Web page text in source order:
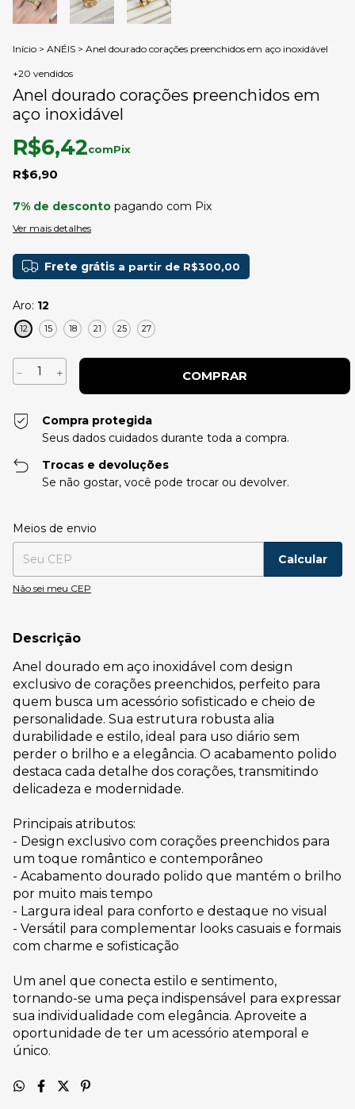
Início > ANÉIS > Anel dourado corações preenchidos em aço inoxidável
+20 vendidos
Anel dourado corações preenchidos em
aço inoxidável
R$6,90
R$6,42comPix
7% de desconto pagando com Pix
Ver mais detalhes
Frete grátis a partir de R$300,00
Aro: 12
12 15 18 21 25 27
Compra protegida
Seus dados cuidados durante toda a compra.
Trocas e devoluções
Se não gostar, você pode trocar ou devolver.
Entregas para o CEP:
Meios de envio
Calcular
Não sei meu CEP
Descrição
Anel dourado em aço inoxidável com design
exclusivo de corações preenchidos, perfeito para
quem busca um acessório sofisticado e cheio de
personalidade. Sua estrutura robusta alia
durabilidade e estilo, ideal para uso diário sem
perder o brilho e a elegância. O acabamento polido
destaca cada detalhe dos corações, transmitindo
delicadeza e modernidade.
Principais atributos:
- Design exclusivo com corações preenchidos para
um toque romântico e contemporâneo
- Acabamento dourado polido que mantém o brilho
por muito mais tempo
- Largura ideal para conforto e destaque no visual
- Versátil para complementar looks casuais e formais
com charme e sofisticação
Um anel que conecta estilo e sentimento,
tornando-se uma peça indispensável para expressar
sua individualidade com elegância. Aproveite a
oportunidade de ter um acessório atemporal e
único.